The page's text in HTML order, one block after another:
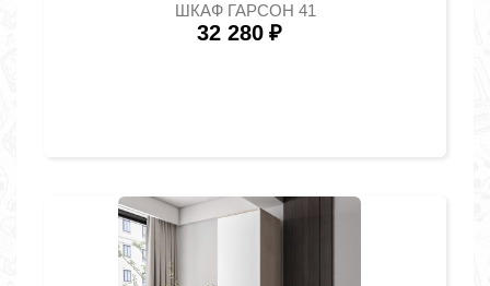
ШКАФ ГАРСОН 41
32 280 ₽